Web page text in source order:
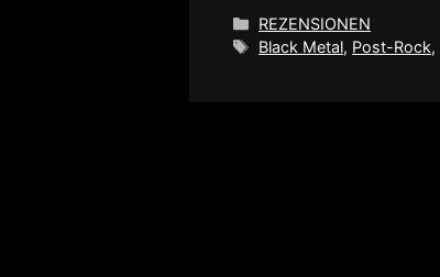
Kategorien
REZENSIONEN
Schlagwörter
Black Metal, Post-Rock,